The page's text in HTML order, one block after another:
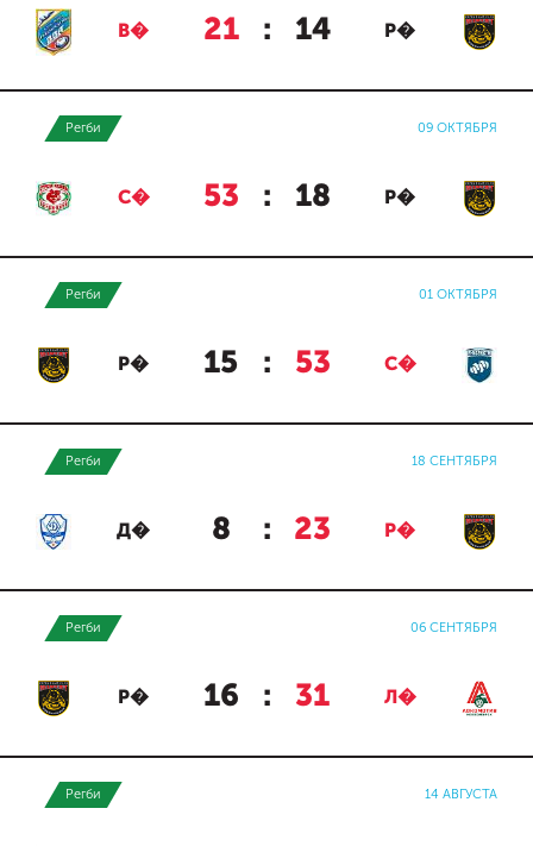
В� 21 : 14 Р�
Регби 09 ОКТЯБРЯ
С� 53 : 18 Р�
Регби 01 ОКТЯБРЯ
Р� 15 : 53 С�
Регби 18 СЕНТЯБРЯ
Д� 8 : 23 Р�
Регби 06 СЕНТЯБРЯ
Р� 16 : 31 Л�
Регби 14 АВГУСТА